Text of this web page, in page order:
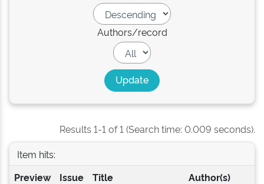
Authors/record
Results 1-1 of 1 (Search time: 0.009 seconds).
Item hits:
Preview
Issue
Title Author(s)